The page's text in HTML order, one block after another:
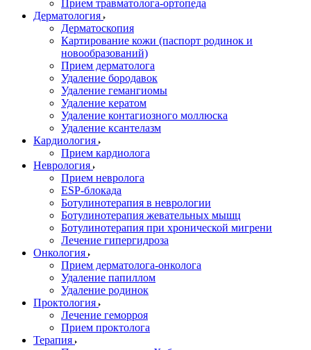
Прием травматолога-ортопеда
Дерматология
Дерматоскопия
Картирование кожи (паспорт родинок и
новообразований)
Прием дерматолога
Удаление бородавок
Удаление гемангиомы
Удаление кератом
Удаление контагиозного моллюска
Удаление ксантелазм
Кардиология
Прием кардиолога
Неврология
Прием невролога
ESP-блокада
Ботулинотерапия в неврологии
Ботулинотерапия жевательных мышц
Ботулинотерапия при хронической мигрени
Лечение гипергидроза
Онкология
Прием дерматолога-онколога
Удаление папиллом
Удаление родинок
Проктология
Лечение геморроя
Прием проктолога
Терапия